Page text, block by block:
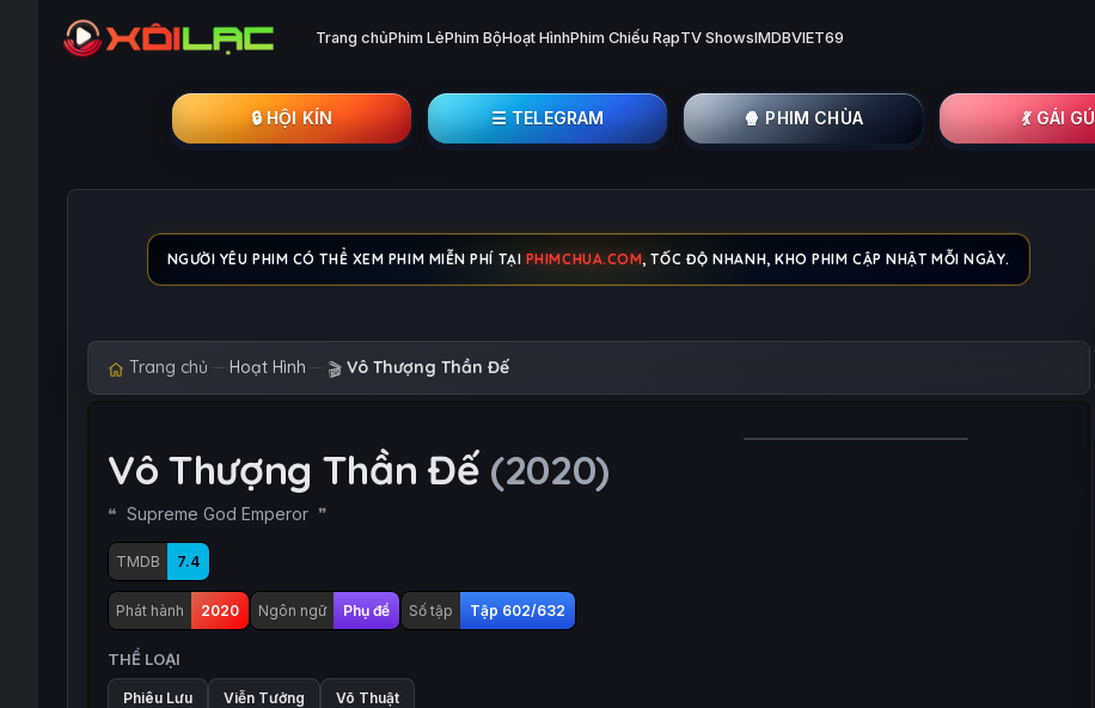
Trang chủPhim LẻPhim BộHoạt HìnhPhim Chiếu RạpTV ShowsIMDBVIET69
🔒︎ HỘI KÍN ☰ TELEGRAM 🍿 PHIM CHÙA 💃 GÁI GÚ
NGƯỜI YÊU PHIM CÓ THỂ XEM PHIM MIỄN PHÍ TẠI PHIMCHUA.COM, TỐC ĐỘ NHANH, KHO PHIM CẬP NHẬT MỖI NGÀY.
Trang chủ Hoạt Hình 🎬 Vô Thượng Thần Đế
Vô Thượng Thần Đế (2020)
Supreme God Emperor
TMDB 7.4
Phát hành 2020 Ngôn ngữ Phụ đề Số tập Tập 602/632
THỂ LOẠI
Phiêu Lưu Viễn Tưởng Võ Thuật